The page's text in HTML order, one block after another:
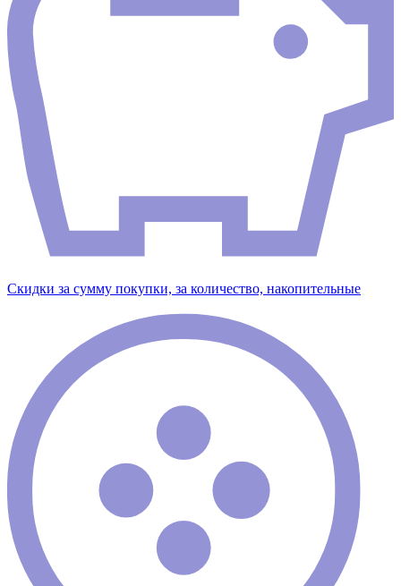
Скидки за сумму покупки, за количество, накопительные